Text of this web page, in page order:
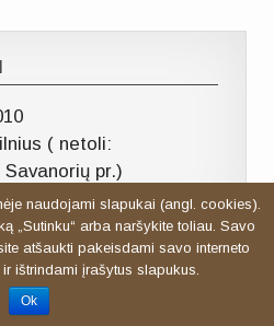
( netoli:
pr.)
naudojami slapukai (angl. cookies).
„Sutinku“ arba naršykite toliau. Savo
atšaukti pakeisdami savo interneto
ištrindami įrašytus slapukus.
Ok